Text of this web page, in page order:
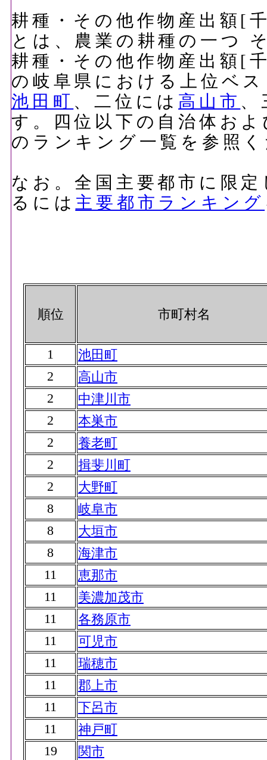
耕種・その他作物産出額[
とは、農業の耕種の一つ
耕種・その他作物産出額[
の岐阜県における上位ベ
池田町 、二位には 高山市 、
す。四位以下の自治体お
のランキング一覧を参照
なお。全国主要都市に限
るには 主要都市ランキング
順位 市町村名
1
池田町
2
高山市
2
中津川市
2
本巣市
2
養老町
2
揖斐川町
2
大野町
8
岐阜市
8
大垣市
8
海津市
11
恵那市
11
美濃加茂市
11
各務原市
11
可児市
11
瑞穂市
11
郡上市
11
下呂市
11
神戸町
19
関市